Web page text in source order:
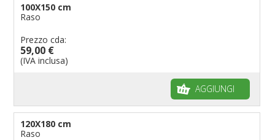
100X150 cm
Raso
Prezzo cda:
59,00 €
(IVA inclusa)
AGGIUNGI
120X180 cm
Raso